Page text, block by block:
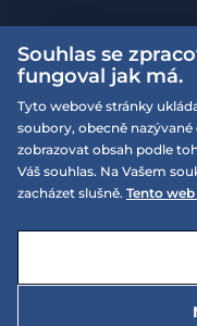
Jak nakupovat
Nejčastější dotazy
Doprava a platba
Vrácení a výměna
Reklamace
Více informací
Obchodní
Podmínky EQS
On-line katalogy
Dotace
Naše prodejny
EQS Rudná
EQS Praha 9 - Letňany
Nyní zavřeno ‧
Souhlas se
fungoval jak má.
Tyto webové stránky
soubory, obecně
zobrazovat obsah podle
Váš souhlas. Na Vašem
zacházet slušně. Tento